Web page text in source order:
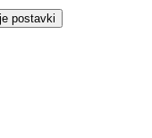
postavki